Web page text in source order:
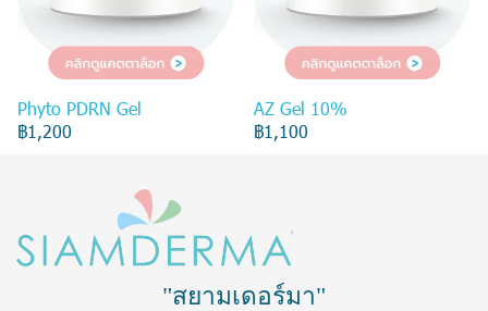
Phyto PDRN Gel
฿1,200
AZ Gel 10%
฿1,100
"สยามเดอร์มา"